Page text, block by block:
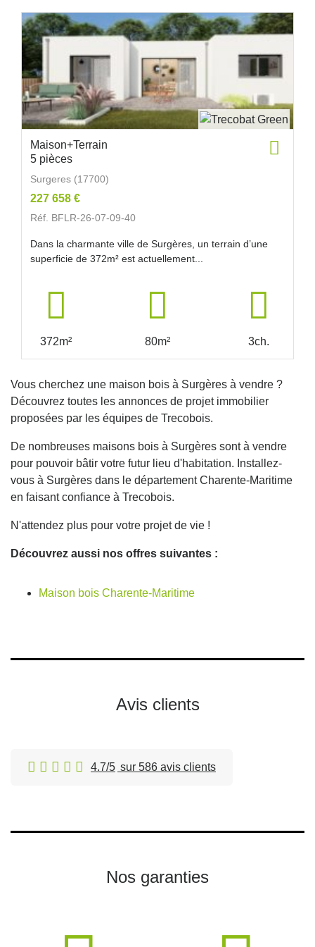
Maison+Terrain
5 pièces
Surgeres (17700)
227 658 €
Réf. BFLR-26-07-09-40
Dans la charmante ville de Surgères, un terrain d’une
superficie de 372m² est actuellement...
372m² 80m² 3ch.
Vous cherchez une maison bois à Surgères à vendre ?
Découvrez toutes les annonces de projet immobilier
proposées par les équipes de Trecobois.
De nombreuses maisons bois à Surgères sont à vendre
pour pouvoir bâtir votre futur lieu d'habitation. Installez-
vous à Surgères dans le département Charente-Maritime
en faisant confiance à Trecobois.
N'attendez plus pour votre projet de vie !
Découvrez aussi nos offres suivantes :
Maison bois Charente-Maritime
Avis clients
4.7/5 sur 586 avis clients
Nos garanties